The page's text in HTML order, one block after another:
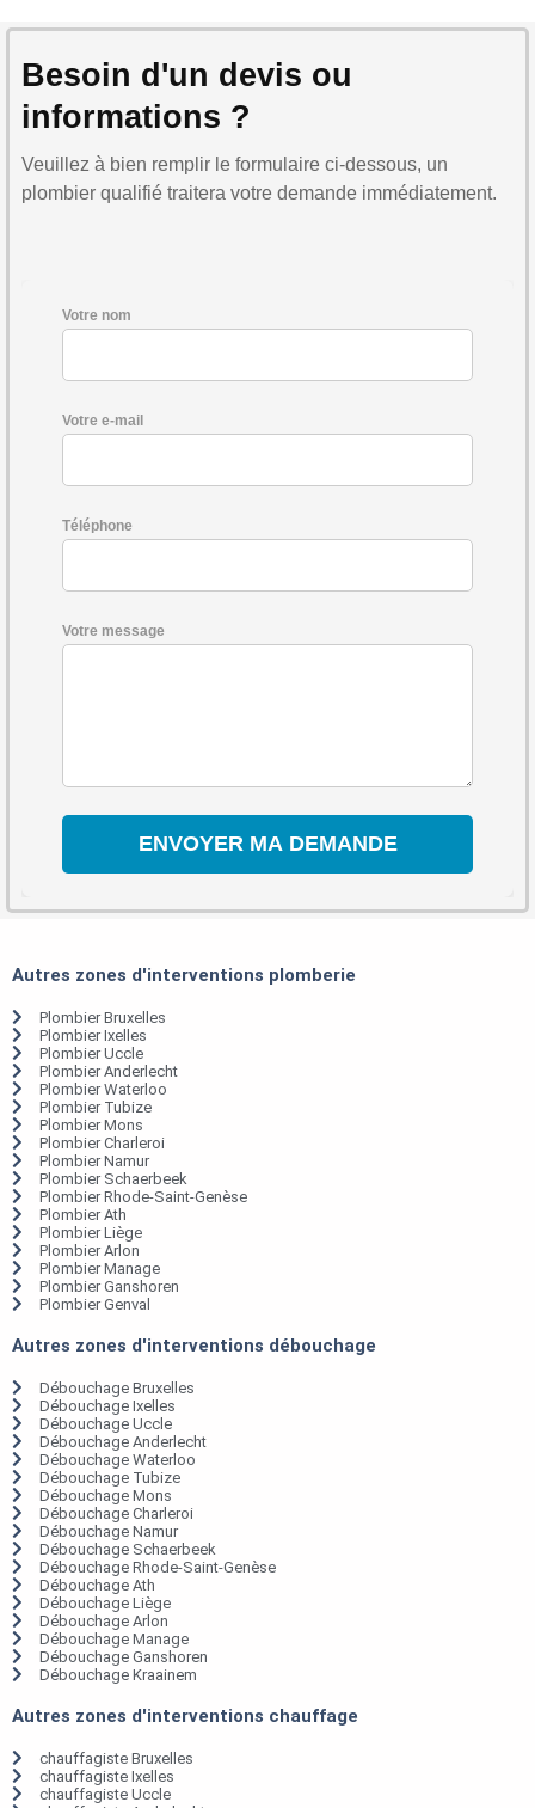
Besoin d'un devis ou
informations ?
Veuillez à bien remplir le formulaire ci-dessous, un
plombier qualifié traitera votre demande immédiatement.
Votre nom
Votre e-mail
Téléphone
Votre message
Autres zones d'interventions plomberie
Plombier Bruxelles
Plombier Ixelles
Plombier Uccle
Plombier Anderlecht
Plombier Waterloo
Plombier Tubize
Plombier Mons
Plombier Charleroi
Plombier Namur
Plombier Schaerbeek
Plombier Rhode-Saint-Genèse
Plombier Ath
Plombier Liège
Plombier Arlon
Plombier Manage
Plombier Ganshoren
Plombier Genval
Autres zones d'interventions débouchage
Débouchage Bruxelles
Débouchage Ixelles
Débouchage Uccle
Débouchage Anderlecht
Débouchage Waterloo
Débouchage Tubize
Débouchage Mons
Débouchage Charleroi
Débouchage Namur
Débouchage Schaerbeek
Débouchage Rhode-Saint-Genèse
Débouchage Ath
Débouchage Liège
Débouchage Arlon
Débouchage Manage
Débouchage Ganshoren
Débouchage Kraainem
Autres zones d'interventions chauffage
chauffagiste Bruxelles
chauffagiste Ixelles
chauffagiste Uccle